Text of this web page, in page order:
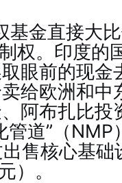
基金直接大
权。印度的
眼前的现金
给欧洲和中
、阿布扎比
管道”（
售核心基础
）。